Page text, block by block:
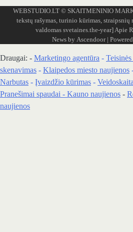
WEBSTUDIO.LT © SKAITMENINIO
tekstų rašymas, turinio kūrimas, straipsnių
valdomas svetaines.the-year]Apie
News by Ascendoor|
Draugai: - Marketingo agentūra -
skenavimas - Klaipedos miesto naujienos
Narbutas - Įvaizdžio kūrimas - Veidoskaita
Pranešimai spaudai - Kauno naujienos -
naujienos